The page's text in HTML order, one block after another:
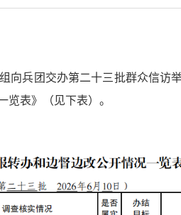
向兵团交办第二十三批群众信访
览表》（见下表）。